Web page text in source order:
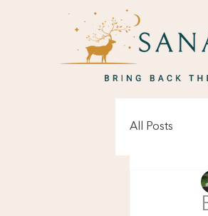
All Posts